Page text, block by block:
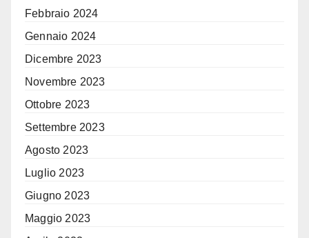
Febbraio 2024
Gennaio 2024
Dicembre 2023
Novembre 2023
Ottobre 2023
Settembre 2023
Agosto 2023
Luglio 2023
Giugno 2023
Maggio 2023